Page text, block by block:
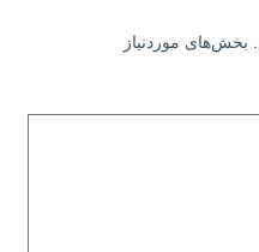
بخش‌های موردنیاز